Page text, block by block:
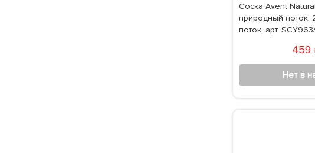
Соска Avent
природный поток,
поток, арт.
459
Нет в